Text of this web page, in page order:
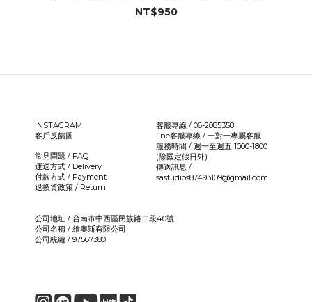
NT$950
INSTAGRAM
客戶反饋圖
常見問題 / FAQ
運送方式 / Delivery
付款方式 / Payment
退換貨政策 / Return
客服專線 / 06-2085358
line客服專線 / 一對一專屬客服
服務時間 / 週一至週五 1000-1800
(除國定假日外)
傳送訊息 /
sastudios87493109@gmail.com
公司地址 / 台南市中西區民族路二段40號
公司名稱 / 維奧斯有限公司
公司統編 / 97567380